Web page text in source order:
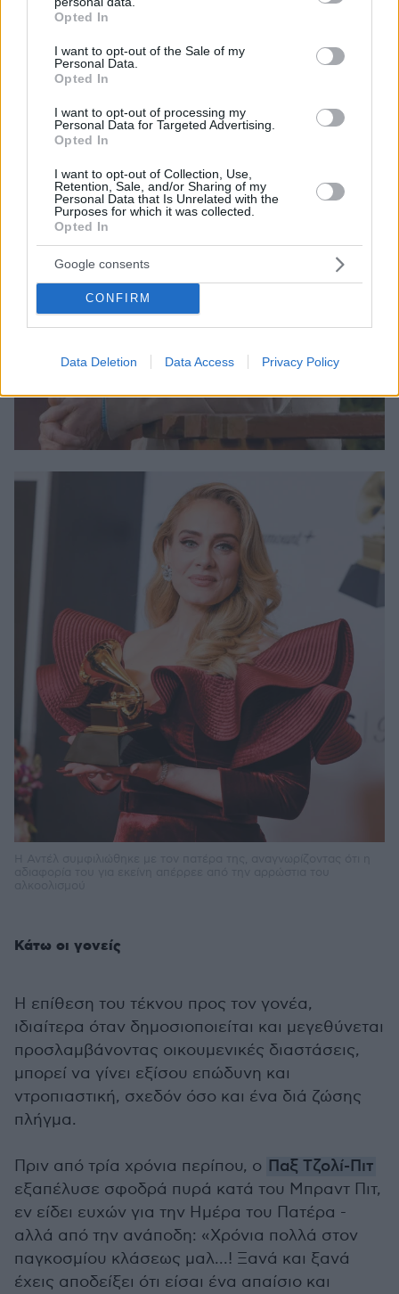
grant or deny consent to Google and its third-party tags to
use your data for below specified purposes in below Google
consent section.
Opted In
I want to opt-out of the Sale of my
Personal Data.
Opted In
I want to opt-out of processing my
Personal Data for Targeted Advertising.
Opted In
I want to opt-out of Collection, Use,
Retention, Sale, and/or Sharing of my
Personal Data that Is Unrelated with the
Purposes for which it was collected.
Opted In
Google consents
CONFIRM
Data Deletion Data Access Privacy Policy
αλκοολισμού, κάτι που εκείνη δεν ήταν σε θέση
να κατανοήσει ως παιδί.
Κάτω οι γονείς
Η επίθεση του τέκνου προς τον γονέα,
ιδιαίτερα όταν δημοσιοποιείται και μεγεθύνεται
προσλαμβάνοντας οικουμενικές διαστάσεις,
μπορεί να γίνει εξίσου επώδυνη και
ντροπιαστική, σχεδόν όσο και ένα διά ζώσης
πλήγμα.
Πριν από τρία χρόνια περίπου, ο Παξ Τζολί-Πιτ
εξαπέλυσε σφοδρά πυρά κατά του Μπραντ Πιτ,
εν είδει ευχών για την Ημέρα του Πατέρα -
αλλά από την ανάποδη: «Χρόνια πολλά στον
παγκοσμίου κλάσεως μαλ...! Ξανά και ξανά
έχεις αποδείξει ότι είσαι ένα απαίσιο και